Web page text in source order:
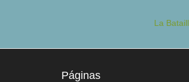
La
Páginas